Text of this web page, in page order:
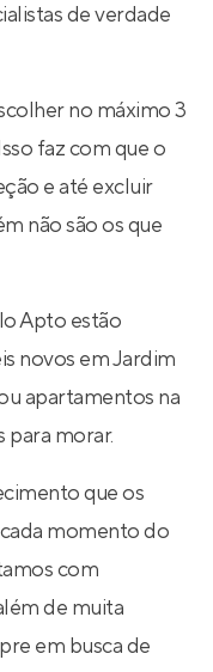
de verdade
no máximo 3
faz com que o
e até excluir
não são os que
Apto estão
novos em Jardim
apartamentos na
morar.
que os
momento do
com
de muita
em busca de